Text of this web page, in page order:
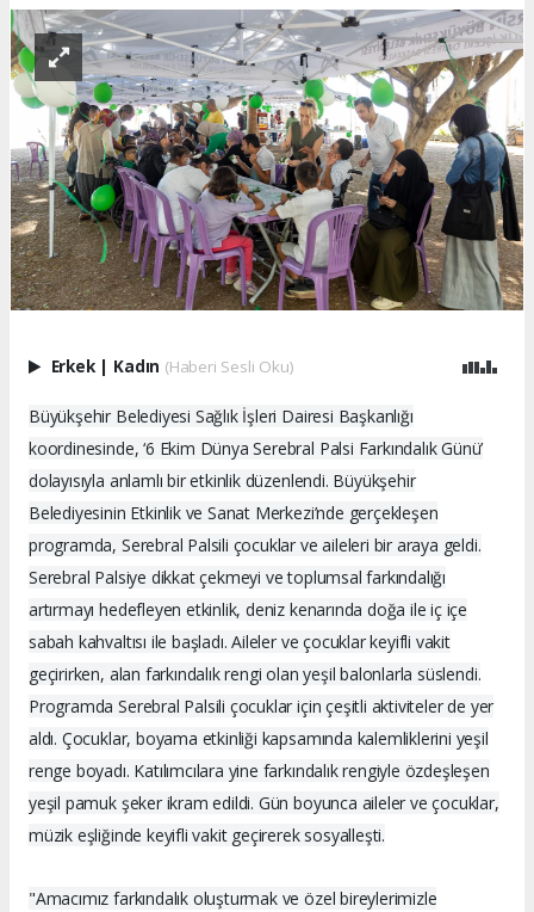
Erkek Kadın (Haberi Sesli Oku)
Büyükşehir Belediyesi Sağlık İşleri Dairesi Başkanlığı
koordinesinde, ‘6 Ekim Dünya Serebral Palsi Farkındalık Günü’
dolayısıyla anlamlı bir etkinlik düzenlendi. Büyükşehir
Belediyesinin Etkinlik ve Sanat Merkezi’nde gerçekleşen
programda, Serebral Palsili çocuklar ve aileleri bir araya geldi.
Serebral Palsiye dikkat çekmeyi ve toplumsal farkındalığı
artırmayı hedefleyen etkinlik, deniz kenarında doğa ile iç içe
sabah kahvaltısı ile başladı. Aileler ve çocuklar keyifli vakit
geçirirken, alan farkındalık rengi olan yeşil balonlarla süslendi.
Programda Serebral Palsili çocuklar için çeşitli aktiviteler de yer
aldı. Çocuklar, boyama etkinliği kapsamında kalemliklerini yeşil
renge boyadı. Katılımcılara yine farkındalık rengiyle özdeşleşen
yeşil pamuk şeker ikram edildi. Gün boyunca aileler ve çocuklar,
müzik eşliğinde keyifli vakit geçirerek sosyalleşti.
"Amacımız farkındalık oluşturmak ve özel bireylerimizle